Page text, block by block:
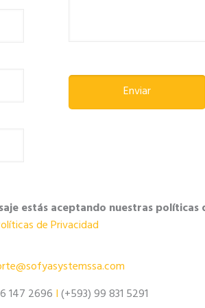
estás aceptando nuestras
de Privacidad
147 2696I(+593) 99 831 5291